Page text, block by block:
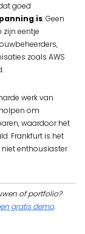
goed
is. Geen
eentje
zoals AWS
werk van
om
waardoor het
Frankfurt is het
enthousiaster
of portfolio?
gratis demo.